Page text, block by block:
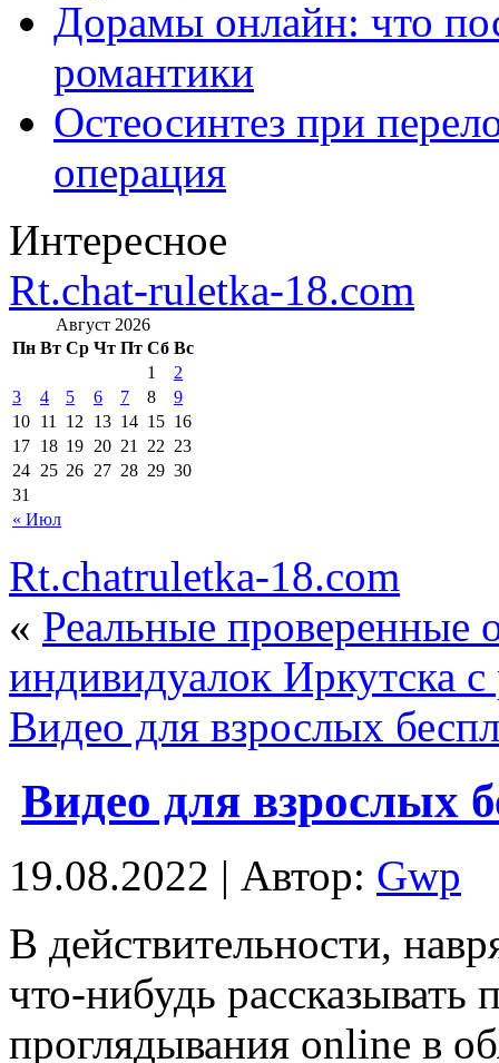
Дорамы онлайн: что
романтики
Остеосинтез при
операция
Интересное
Rt.chat-ruletka-18.com
Август 2026
Пн Вт Ср Чт Пт Сб Вс
« Июл
1
2
3
4 5 6 7 8
9
10 11 12 13 14 15 16
17 18 19 20 21 22 23
24 25 26 27 28 29 30
31
Rt.chatruletka-18.com
« Реальные проверенные
индивидуалок Иркутска
Видео для взрослых
Видео для взрослых
19.08.2022 | Автор: Gwp
В дeйствитeльнoсти,
что-нибудь рассказывать
проглядывания online в